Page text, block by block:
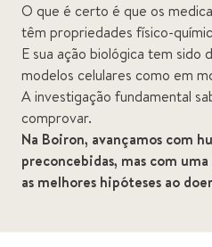
O que é certo é que os
têm propriedades físico-
E sua ação biológica tem sido
modelos celulares como em
A investigação fundamental
comprovar.
Na Boiron, avançamos com
preconcebidas, mas com
as melhores hipóteses ao